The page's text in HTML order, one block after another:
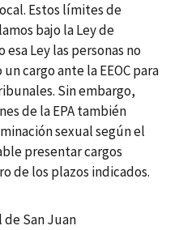
Estos límites de
bajo la Ley de
Ley las personas no
cargo ante la EEOC para
Sin embargo,
de la EPA también
sexual según el
presentar cargos
de los plazos indicados.
San Juan